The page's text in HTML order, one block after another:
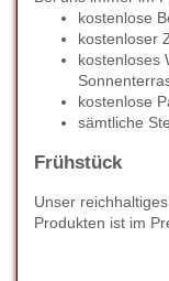
kostenlose
kostenloser
kostenloses
kostenlose
sämtliche
Frühstück
Unser
Produkten ist im